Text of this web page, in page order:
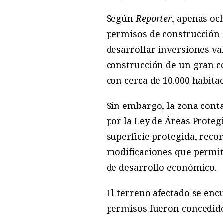
SegúnReporter, apenas
permisos de construcción
desarrollar inversiones
construcción de un gran
con cerca de 10.000
Sin embargo, la zona
por la Ley de Áreas
superficie protegida,
modificaciones que
de desarrollo económico.
El terreno afectado se
permisos fueron